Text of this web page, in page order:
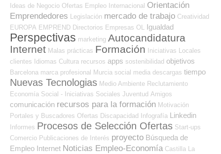
Ideas de Negocio Ofertas Empleo Internacional Orientación
Emprendedores Legislación mercado de trabajo Creatividad
EUROPA EMPREND Directorios Empresas OL Igualdad
Perspectivas marketing Autocandidatura
Internet Malas prácticas Formación
Iniciativas Locales
clientes
Idiomas Cultura recursos apps sostenibilidad objetivos
Barcelona marca profesional Murcia social media descargas tiempo
Nuevas Tecnologias Medio Ambiente Reclutamiento
Economía Social - Iniciativas Sociales Juventud Amigos
comunicación recursos para la formación Motivación
Portales y Buscadores Ofertas Discapacidad Infografía Linkedin
Informes Procesos de Selección Ofertas Start-ups
Comercio Publicaciones de Interés proyecto Búsqueda de
Empleo Internet Noticias Empleo-Economía Castilla La